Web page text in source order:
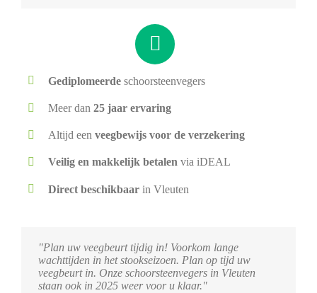
Gediplomeerde schoorsteenvegers
Meer dan25 jaar ervaring
Altijd eenveegbewijs voor de verzekering
Veilig en makkelijk betalen via iDEAL
Direct beschikbaar in Vleuten
"Plan uw veegbeurt tijdig in! Voorkom lange
wachttijden in het stookseizoen. Plan op tijd uw
veegbeurt in. Onze schoorsteenvegers in Vleuten
staan ook in 2025 weer voor u klaar."